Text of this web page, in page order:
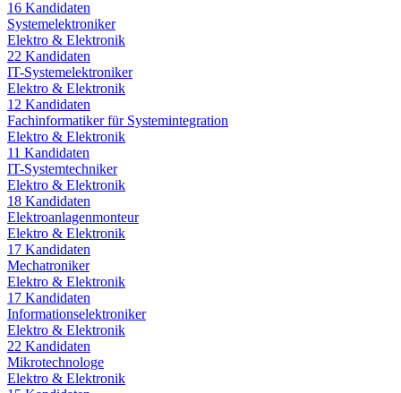
16 Kandidaten
Systemelektroniker
Elektro & Elektronik
22 Kandidaten
IT-Systemelektroniker
Elektro & Elektronik
12 Kandidaten
Fachinformatiker für Systemintegration
Elektro & Elektronik
11 Kandidaten
IT-Systemtechniker
Elektro & Elektronik
18 Kandidaten
Elektroanlagenmonteur
Elektro & Elektronik
17 Kandidaten
Mechatroniker
Elektro & Elektronik
17 Kandidaten
Informationselektroniker
Elektro & Elektronik
22 Kandidaten
Mikrotechnologe
Elektro & Elektronik